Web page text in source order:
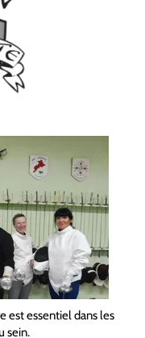
est essentiel dans les
sein.